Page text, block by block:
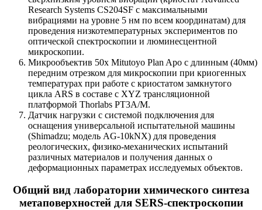
Research Systems CS204SF с максимальными
вибрациями на уровне 5 нм по всем координатам) для
проведения низкотемпературных экспериментов по
оптической спектроскопии и люминесцентной
микроскопии.
Микрообъектив 50x Mitutoyo Plan Apo с длинным (40мм)
передним отрезком для микроскопии при криогенных
температурах при работе с криостатом замкнутого
цикла ARS в составе с XYZ трансляционной
платформой Thorlabs PT3A/M.
Датчик нагрузки с системой подключения для
оснащения универсальной испытательной машины
(Shimadzu; модель AG-10kNX) для проведения
реологических, физико-механических испытаний
различных материалов и получения данных о
деформационных параметрах исследуемых объектов.
Общий вид лаборатории химического синтеза
метаповерхностей для SERS-спектроскопии